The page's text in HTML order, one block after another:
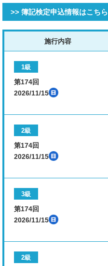
>> 簿記検定申込情報はこちら
施行内容
1級
第174回
2026/11/15
2級
第174回
2026/11/15
3級
第174回
2026/11/15
2級